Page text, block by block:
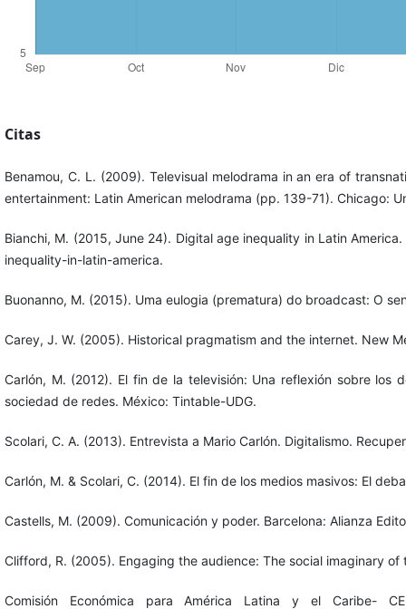
Citas
Benamou, C. L. (2009). Televisual melodrama in an era of
entertainment: Latin American melodrama (pp. 139-71). Chicago:
Bianchi, M. (2015, June 24). Digital age inequality in Latin
inequality-in-latin-america.
Buonanno, M. (2015). Uma eulogia (prematura) do broadcast: O
Carey, J. W. (2005). Historical pragmatism and the internet. New
Carlón, M. (2012). El fin de la televisión: Una reflexión sobre los
sociedad de redes. México: Tintable-UDG.
Scolari, C. A. (2013). Entrevista a Mario Carlón. Digitalismo.
Carlón, M. & Scolari, C. (2014). El fin de los medios masivos: El
Castells, M. (2009). Comunicación y poder. Barcelona: Alianza
Clifford, R. (2005). Engaging the audience: The social imaginary
Comisión Económica para América Latina y el Caribe-